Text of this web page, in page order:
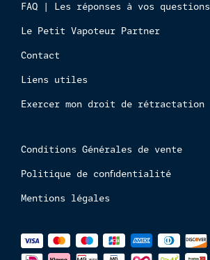
FAQ | Les réponses à vos questions
Le Petit Vapoteur Partner
Contact
Liens utiles
Exercer mon droit de rétractation
Conditions Générales de vente
Politique de confidentialité
Mentions légales
Méthodes
de